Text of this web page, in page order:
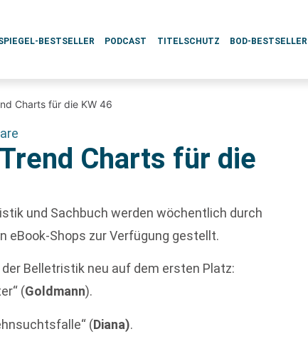
BESTSELLER PODCAST TITELSCHUTZ BOD-BESTSELLER
Charts für die KW 46
Charts für die
und Sachbuch werden wöchentlich durch
eBook-Shops zur Verfügung gestellt.
Belletristik neu auf dem ersten Platz:
(Goldmann).
(Diana).